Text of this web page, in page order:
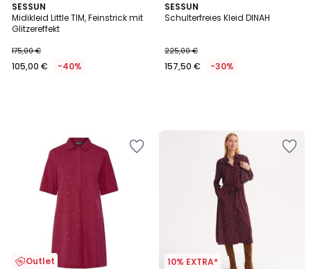
SESSUN
Midikleid Little TIM, Feinstrick mit
Glitzereffekt
175,00 €
105,00 € -40%
SESSUN
Schulterfreies Kleid DINAH
225,00 €
157,50 € -30%
Outlet 10% EXTRA*